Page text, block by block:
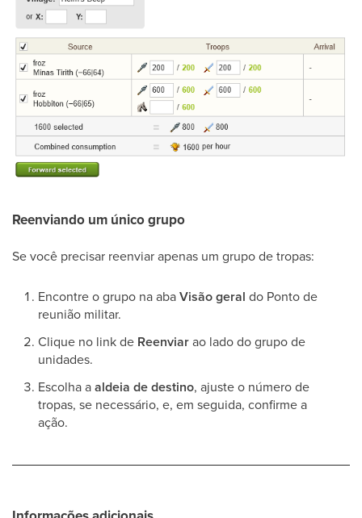
Reenviando um único grupo
Se você precisar reenviar apenas um grupo de tropas:
Encontre o grupo na abaVisão geral do Ponto de
reunião militar.
Clique no link de Reenviarao lado do grupo de
unidades.
Escolha aaldeia de destino, ajuste o número de
tropas, se necessário, e, em seguida, confirme a
ação.